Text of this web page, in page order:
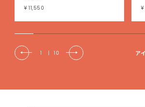
¥ 11,550
1 | 10 ア